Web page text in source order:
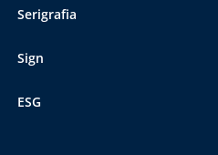
Serigrafia
Sign
ESG